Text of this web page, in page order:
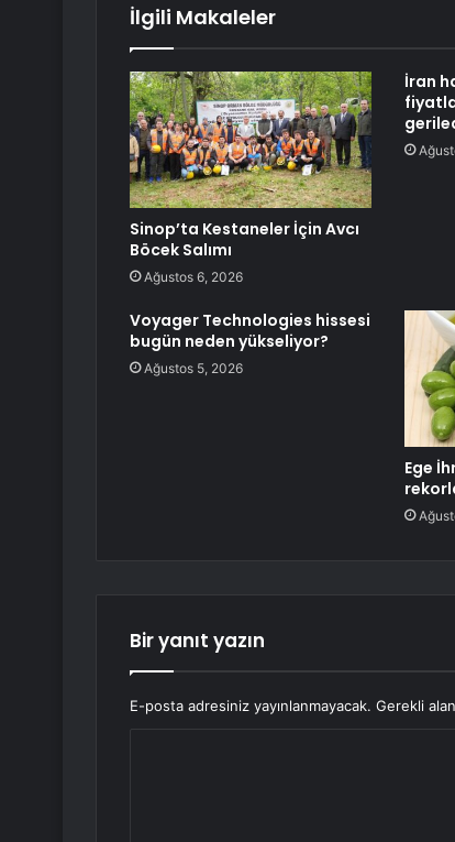
İlgili Makaleler
Sinop’ta Kestaneler İçin Avcı
Böcek Salımı
Ağustos 6, 2026
İran
Voyager Technologies hissesi
bugün neden yükseliyor?
Ağustos 5, 2026
Ege
Bir yanıt yazın
E-posta adresiniz yayınlanmayacak. Gerekli